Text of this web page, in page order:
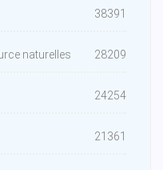
38391
naturelles 28209
24254
21361